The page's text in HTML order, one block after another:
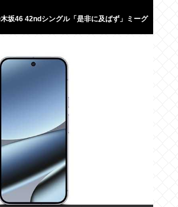
坂46 42ndシングル「是非に及ばず」ミーグ